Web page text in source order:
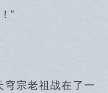
”
宗老祖战在了一